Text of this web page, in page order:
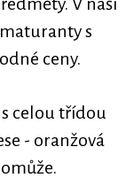
s
ceny.
celou třídou
- oranžová